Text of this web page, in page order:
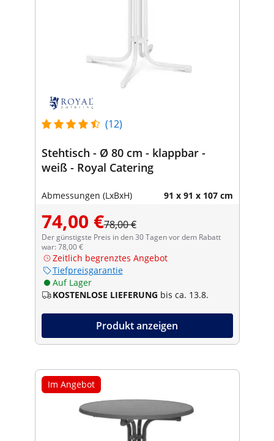
(12)
Stehtisch - Ø 80 cm - klappbar -
weiß - Royal Catering
Abmessungen (LxBxH) 91 x 91 x 107 cm
74,00 €78,00 €
Der günstigste Preis in den 30 Tagen vor dem Rabatt
war: 78,00 €
Zeitlich begrenztes Angebot
Tiefpreisgarantie
Auf Lager
KOSTENLOSE LIEFERUNG bis ca. 13.8.
Produkt anzeigen
Im Angebot